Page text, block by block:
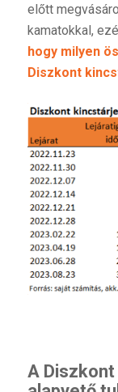
előtt
kamatokkal,
hogy milyen
Diszkont
A